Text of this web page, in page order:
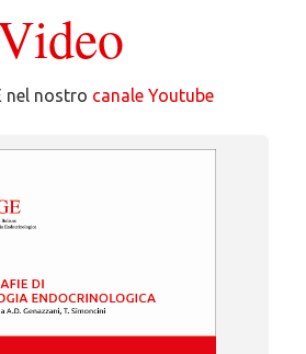
nel nostro canale Youtube